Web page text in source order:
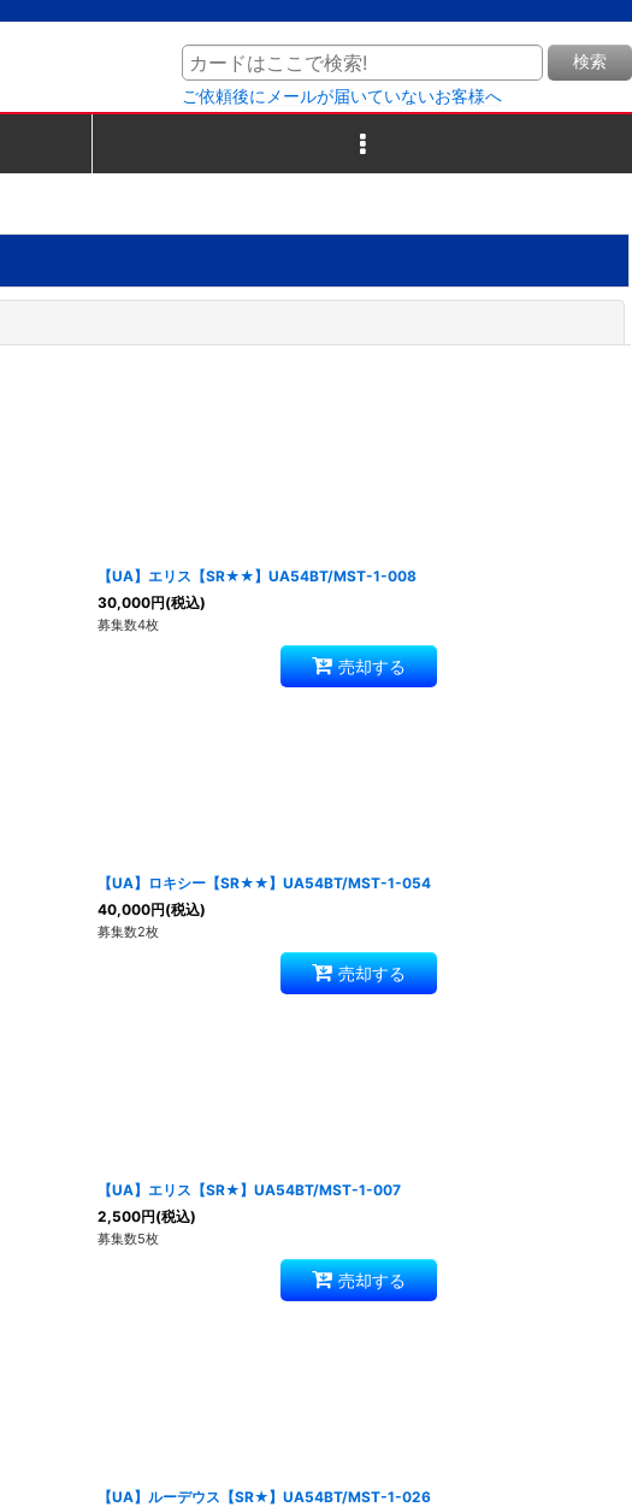
検索
ご依頼後にメールが届いていないお客様へ
【UA】エリス【SR★★】UA54BT/MST-1-008
30,000円(税込)
募集数4枚
売却する
【UA】ロキシー【SR★★】UA54BT/MST-1-054
40,000円(税込)
募集数2枚
売却する
【UA】エリス【SR★】UA54BT/MST-1-007
2,500円(税込)
募集数5枚
売却する
【UA】ルーデウス【SR★】UA54BT/MST-1-026